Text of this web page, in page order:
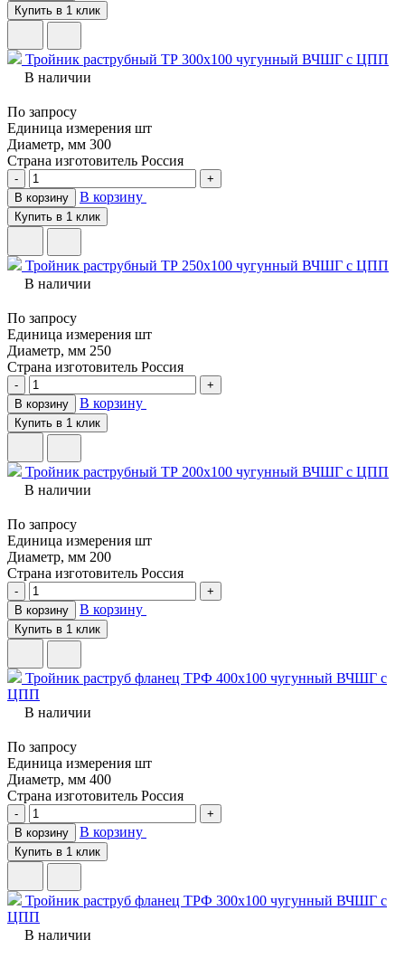
Купить в 1 клик
Тройник раструбный ТР 300х100 чугунный ВЧШГ с ЦПП
В наличии
По запросу
Единица измерения шт
Диаметр, мм 300
Страна изготовитель Россия
-
+
В корзину
В корзину
Купить в 1 клик
Тройник раструбный ТР 250х100 чугунный ВЧШГ с ЦПП
В наличии
По запросу
Единица измерения шт
Диаметр, мм 250
Страна изготовитель Россия
-
+
В корзину
В корзину
Купить в 1 клик
Тройник раструбный ТР 200х100 чугунный ВЧШГ с ЦПП
В наличии
По запросу
Единица измерения шт
Диаметр, мм 200
Страна изготовитель Россия
-
+
В корзину
В корзину
Купить в 1 клик
Тройник раструб фланец ТРФ 400х100 чугунный ВЧШГ с
ЦПП
В наличии
По запросу
Единица измерения шт
Диаметр, мм 400
Страна изготовитель Россия
-
+
В корзину
В корзину
Купить в 1 клик
Тройник раструб фланец ТРФ 300х100 чугунный ВЧШГ с
ЦПП
В наличии